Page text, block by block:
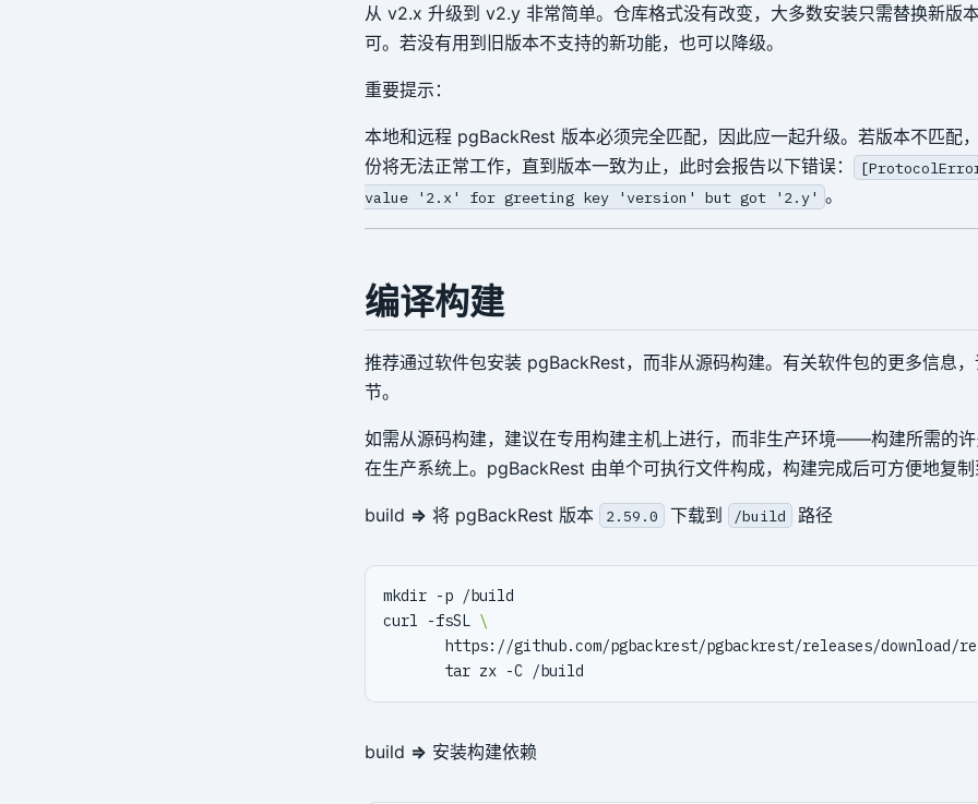
从 v2.x 升级到 v2.y 非常简单。仓库格式没有改变，大多数安装只需替换新版
可。若没有用到旧版本不支持的新功能，也可以降级。
重要提示：
本地和远程 pgBackRest 版本必须完全匹配，因此应一起升级。若版本不匹配
份将无法正常工作，直到版本一致为止，此时会报告以下错误：
value '2.x' for greeting key 'version' but got '2.y' 。
编译构建
推荐通过软件包安装 pgBackRest，而非从源码构建。有关软件包的更多信息
节。
如需从源码构建，建议在专用构建主机上进行，而非生产环境——构建所需的
在生产系统上。pgBackRest 由单个可执行文件构成，构建完成后可方便地复
build ⇒ 将 pgBackRest 版本 2.59.0 下载到 /build 路径
curl -fsSL
https://github.com/pgbackrest/pgbackrest/releases/download/
build ⇒ 安装构建依赖